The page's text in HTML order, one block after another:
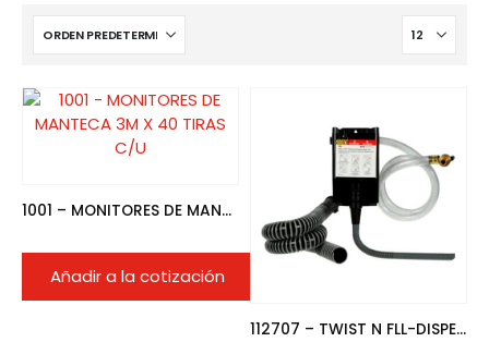
1001 – MONITORES DE MANTECA 3M X 40 TIRAS C/U
Añadir a la cotización
112707 – TWIST N FLL-DISPENSADOR DE PRODUCTOS QUIMICOS